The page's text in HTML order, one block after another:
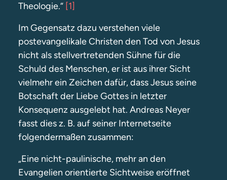
Theologie.“ [1]
Im Gegensatz dazu verstehen viele
postevangelikale Christen den Tod von Jesus
nicht als stellvertretenden Sühne für die
Schuld des Menschen, er ist aus ihrer Sicht
vielmehr ein Zeichen dafür, dass Jesus seine
Botschaft der Liebe Gottes in letzter
Konsequenz ausgelebt hat. Andreas Neyer
fasst dies z. B. auf seiner Internetseite
folgendermaßen zusammen:
„Eine nicht-paulinische, mehr an den
Evangelien orientierte Sichtweise eröffnet